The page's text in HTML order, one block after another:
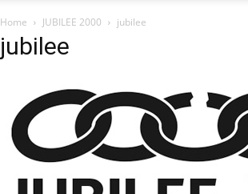
Home JUBILEE 2000 jubilee
jubilee